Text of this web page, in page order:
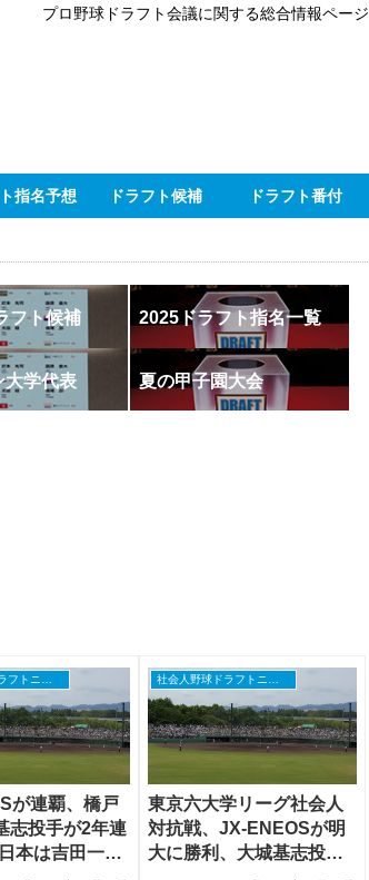
プロ野球ドラフト会議に関する総合情報ページ
指名予想 ドラフト候補 ドラフト番付
フト候補 2025ドラフト指名一覧
大学代表 夏の甲子園大会
が連覇、橋戸
志投手が2年連
本は吉田一将
東京六大学リーグ社会人
対抗戦、JX-ENEOSが明
大に勝利、大城基志投